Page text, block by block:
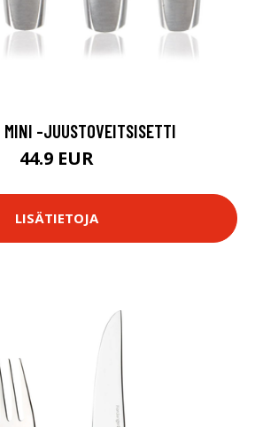
MINI -JUUSTOVEITSISETTI
44.9 EUR
LISÄTIETOJA